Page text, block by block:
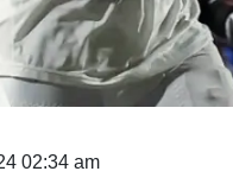
02:34 am